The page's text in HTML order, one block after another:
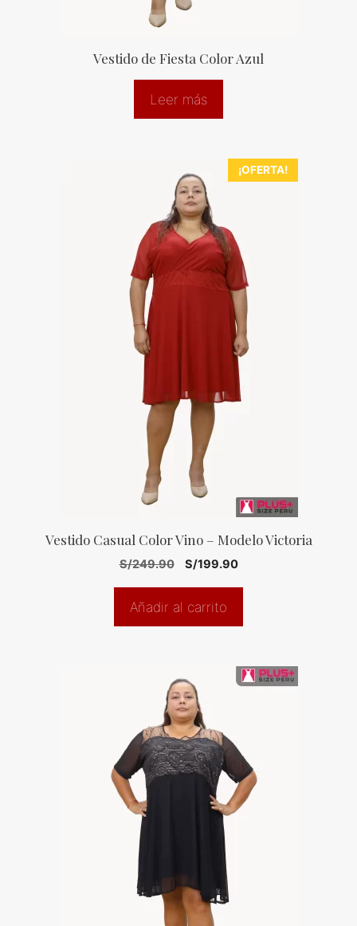
Vestido de Fiesta Color Azul
Leer más
¡OFERTA!
Vestido Casual Color Vino – Modelo Victoria
S/249.90
El
original
S/199.90El
Añadir al carrito